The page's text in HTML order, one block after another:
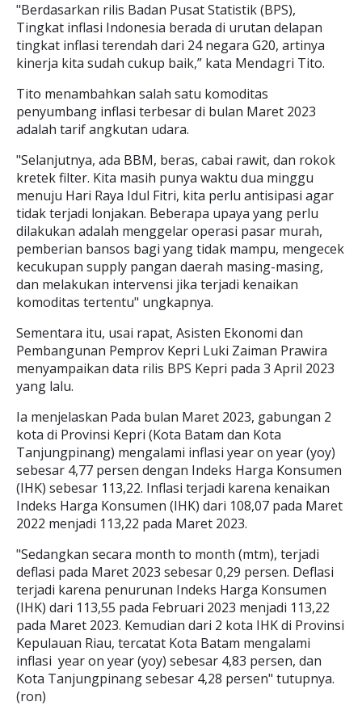
"Berdasarkan rilis Badan Pusat Statistik (BPS),
Tingkat inflasi Indonesia berada di urutan delapan
tingkat inflasi terendah dari 24 negara G20, artinya
kinerja kita sudah cukup baik,” kata Mendagri Tito.
Tito menambahkan salah satu komoditas
penyumbang inflasi terbesar di bulan Maret 2023
adalah tarif angkutan udara.
"Selanjutnya, ada BBM, beras, cabai rawit, dan rokok
kretek filter. Kita masih punya waktu dua minggu
menuju Hari Raya Idul Fitri, kita perlu antisipasi agar
tidak terjadi lonjakan. Beberapa upaya yang perlu
dilakukan adalah menggelar operasi pasar murah,
pemberian bansos bagi yang tidak mampu, mengecek
kecukupan supply pangan daerah masing-masing,
dan melakukan intervensi jika terjadi kenaikan
komoditas tertentu" ungkapnya.
Sementara itu, usai rapat, Asisten Ekonomi dan
Pembangunan Pemprov Kepri Luki Zaiman Prawira
menyampaikan data rilis BPS Kepri pada 3 April 2023
yang lalu.
Ia menjelaskan Pada bulan Maret 2023, gabungan 2
kota di Provinsi Kepri (Kota Batam dan Kota
Tanjungpinang) mengalami inflasi year on year (yoy)
sebesar 4,77 persen dengan Indeks Harga Konsumen
(IHK) sebesar 113,22. Inflasi terjadi karena kenaikan
Indeks Harga Konsumen (IHK) dari 108,07 pada Maret
2022 menjadi 113,22 pada Maret 2023.
"Sedangkan secara month to month (mtm), terjadi
deflasi pada Maret 2023 sebesar 0,29 persen. Deflasi
terjadi karena penurunan Indeks Harga Konsumen
(IHK) dari 113,55 pada Februari 2023 menjadi 113,22
pada Maret 2023. Kemudian dari 2 kota IHK di Provinsi
Kepulauan Riau, tercatat Kota Batam mengalami
inflasi year on year (yoy) sebesar 4,83 persen, dan
Kota Tanjungpinang sebesar 4,28 persen" tutupnya.
(ron)